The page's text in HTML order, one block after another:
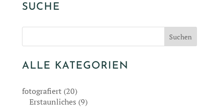
SUCHE
ALLE KATEGORIEN
fotografiert(20)
Erstaunliches (9)